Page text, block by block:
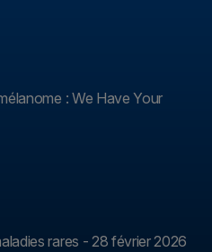
: We Have Your
rares - 28 février 2026